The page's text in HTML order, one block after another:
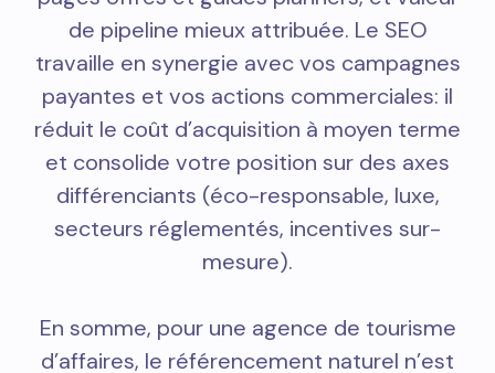
de pipeline mieux attribuée. Le SEO
travaille en synergie avec vos campagnes
payantes et vos actions commerciales: il
réduit le coût d’acquisition à moyen terme
et consolide votre position sur des axes
différenciants (éco-responsable, luxe,
secteurs réglementés, incentives sur-
mesure).
En somme, pour une agence de tourisme
d’affaires, le référencement naturel n’est